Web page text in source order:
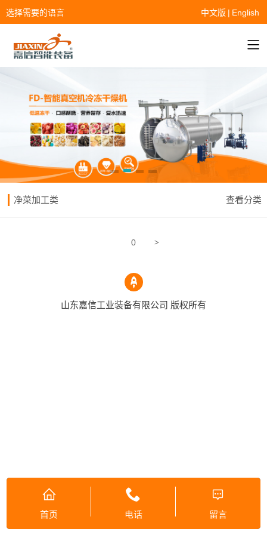
选择需要的语言 中文版 | English
净菜加工类 查看分类
0 >
山东嘉信工业装备有限公司 版权所有
首页 电话 留言